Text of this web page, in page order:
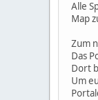
Alle
Map
Zum
Das
Dort
Um